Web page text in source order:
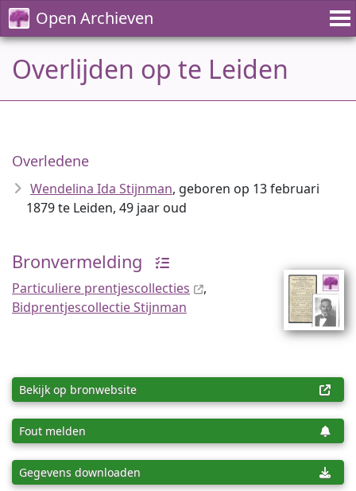
Open Archieven
Overlijden op te Leiden
Overledene
Wendelina Ida Stijnman, geboren op 13 februari
1879 te Leiden, 49 jaar oud
Bronvermelding
Particuliere prentjescollecties
,
Bidprentjescollectie Stijnman
Bekijk op bronwebsite
Fout melden
Gegevens downloaden